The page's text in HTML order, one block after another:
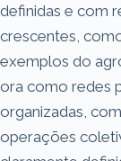
definidas e com
crescentes,
exemplos do
ora como redes
organizadas, com
operações